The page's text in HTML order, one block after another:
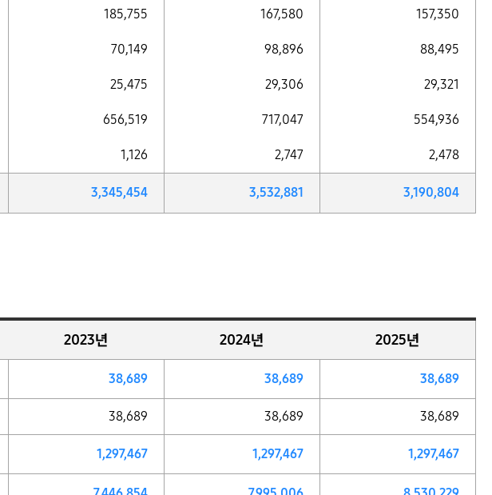
3,345,454 3,532,881 3,190,804
185,755 167,580 157,350
70,149 98,896 88,495
25,475 29,306 29,321
656,519 717,047 554,936
1,126 2,747 2,478
2023년 2024년 2025년
38,689 38,689 38,689
38,689 38,689 38,689
1,297,467 1,297,467 1,297,467